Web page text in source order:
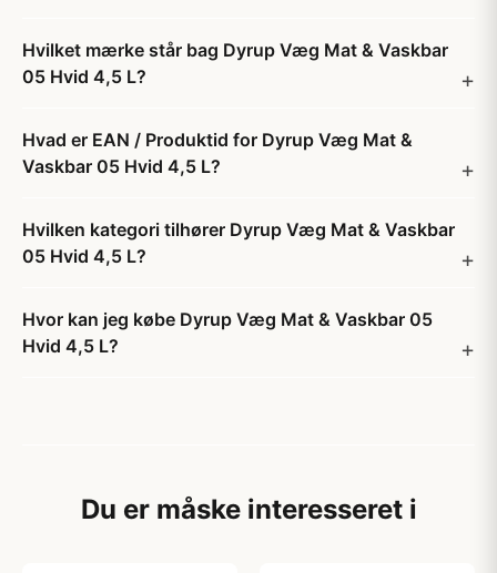
Hvilket mærke står bag Dyrup Væg Mat & Vaskbar
05 Hvid 4,5 L?
Hvad er EAN / Produktid for Dyrup Væg Mat &
Vaskbar 05 Hvid 4,5 L?
Hvilken kategori tilhører Dyrup Væg Mat & Vaskbar
05 Hvid 4,5 L?
Hvor kan jeg købe Dyrup Væg Mat & Vaskbar 05
Hvid 4,5 L?
Du er måske interesseret i